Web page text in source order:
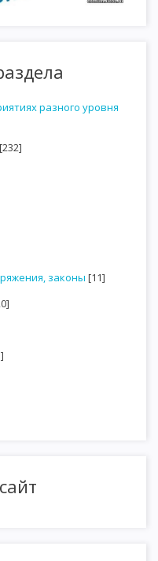
разного уровня
[232]
законы [11]